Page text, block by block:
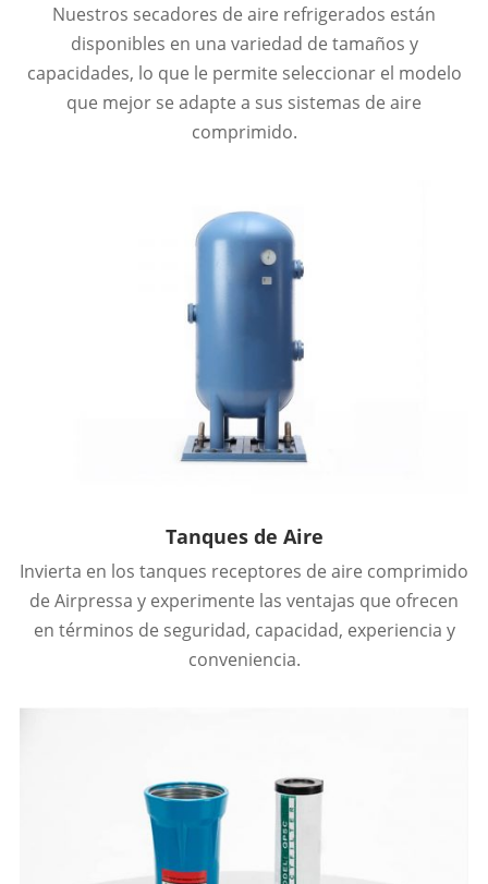
Nuestros secadores de aire refrigerados están
disponibles en una variedad de tamaños y
capacidades, lo que le permite seleccionar el modelo
que mejor se adapte a sus sistemas de aire
comprimido.
Tanques de Aire
Invierta en los tanques receptores de aire comprimido
de Airpressa y experimente las ventajas que ofrecen
en términos de seguridad, capacidad, experiencia y
conveniencia.